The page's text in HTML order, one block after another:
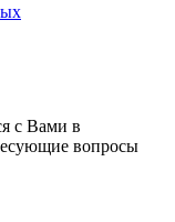
с Вами в
вопросы